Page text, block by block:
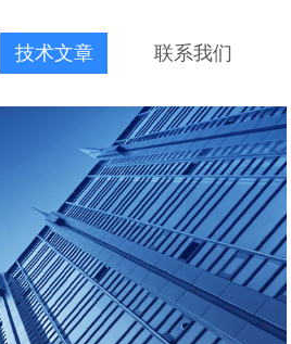
技术文章 联系我们